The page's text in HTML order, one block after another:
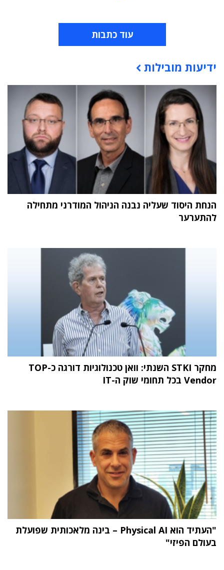
עוד כתבות
תוכן פרסומי
ידיעות מובילות
הנחת היסוד שעליה נבנה הניהול המודרני מתחילה
להתערער
מחקר STKI השנתי: וואן טכנולוגיות דורגה כ-TOP
Vendor בכל תחומי שוק ה-IT
"העתיד הוא Physical AI – בינה מלאכותית שפועלת
בעולם הפיזי"